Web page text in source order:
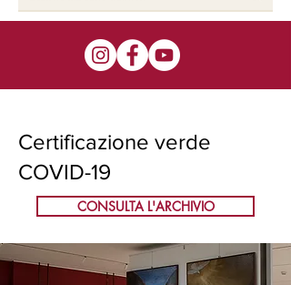
Certificazione verde
COVID-19
CONSULTA L'ARCHIVIO